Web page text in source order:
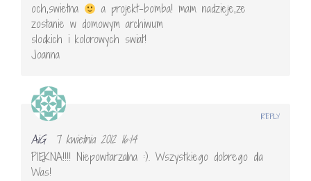
och,swietna
a projekt-bomba! mam nadzieje,ze
zostanie w domowym archiwum
slodkich i kolorowych swiat!
Joanna
AiG
7 kwietnia 2012 16:14
PIĘKNA!!!! Niepowtarzalna :). Wszystkiego dobrego dla
Was!
REPLY